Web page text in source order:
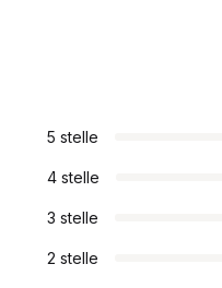
5 stelle
4 stelle
3 stelle
2 stelle